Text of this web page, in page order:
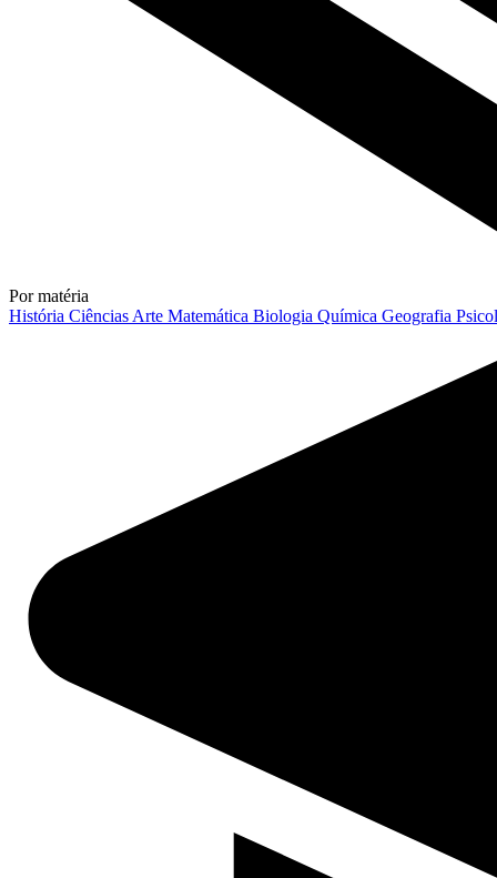
Por matéria
História Ciências Arte Matemática Biologia Química Geografia